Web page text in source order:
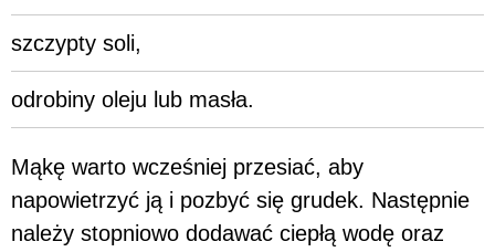
szczypty soli,
odrobiny oleju lub masła.
Mąkę warto wcześniej przesiać, aby
napowietrzyć ją i pozbyć się grudek. Następnie
należy stopniowo dodawać ciepłą wodę oraz